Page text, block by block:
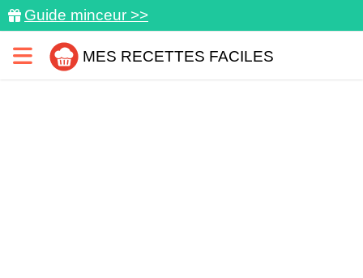
Guide minceur >>
MES RECETTES FACILES